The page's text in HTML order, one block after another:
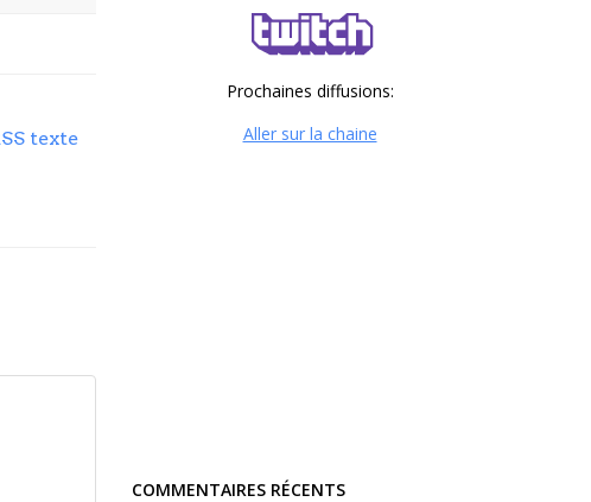
texte
Prochaines diffusions:
Aller sur la chaine
COMMENTAIRES RÉCENTS